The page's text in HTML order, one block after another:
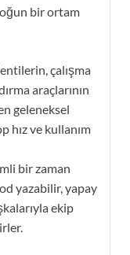
bir ortam
çalışma
araçlarının
geleneksel
hız ve kullanım
bir zaman
yazabilir, yapay
ekip